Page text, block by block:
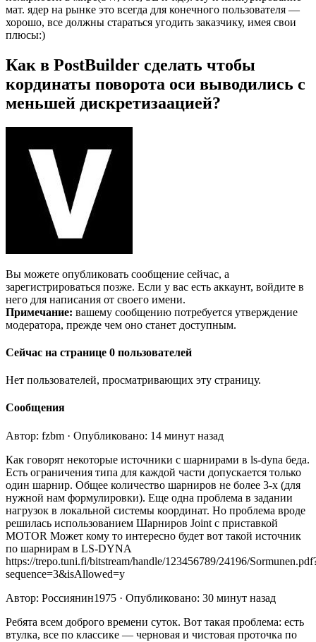
мат. ядер на рынке это всегда для конечного пользователя —
хорошо, все должны стараться угодить заказчику, имея свои
плюсы:)
Как в PostBuilder сделать чтобы
кординаты поворота оси выводились с
меньшей дискретизаацией?
Вы можете опубликовать сообщение сейчас, а
зарегистрироваться позже. Если у вас есть аккаунт, войдите в
него для написания от своего имени.
Примечание: вашему сообщению потребуется утверждение
модератора, прежде чем оно станет доступным.
Сейчас на странице 0 пользователей
Нет пользователей, просматривающих эту страницу.
Сообщения
Автор: fzbm · Опубликовано: 14 минут назад
Как говорят некоторые источники с шарнирами в ls-dyna беда.
Есть ограничения типа для каждой части допускается только
один шарнир. Общее количество шарниров не более 3-х (для
нужной нам формулировки). Еще одна проблема в задании
нагрузок в локальной системы координат. Но проблема вроде
решилась использованием Шарниров Joint c приставкой
MOTOR Может кому то интересно будет вот такой источник
по шарнирам в LS-DYNA
https://trepo.tuni.fi/bitstream/handle/123456789/24196/
sequence=3&isAllowed=y
Автор: Россиянин1975 · Опубликовано: 30 минут назад
Ребята всем доброго времени суток. Вот такая проблема: есть
втулка, все по классике — черновая и чистовая проточка по